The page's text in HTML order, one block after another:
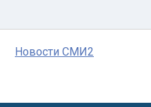
Новости СМИ2